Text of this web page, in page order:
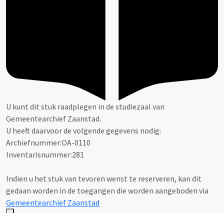
U kunt dit stuk raadplegen in de studiezaal van
Gemeentearchief Zaanstad.
U heeft daarvoor de volgende gegevens nodig:
Archiefnummer:OA-0110
Inventarisnummer:281
Indien u het stuk van tevoren wenst te reserveren, kan dit
gedaan worden in de toegangen die worden aangeboden via
Gemeentearchief Zaanstad